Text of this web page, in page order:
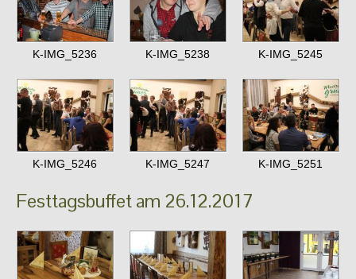
K-IMG_5236 K-IMG_5238 K-IMG_5245
K-IMG_5246 K-IMG_5247 K-IMG_5251
Festtagsbuffet am 26.12.2017